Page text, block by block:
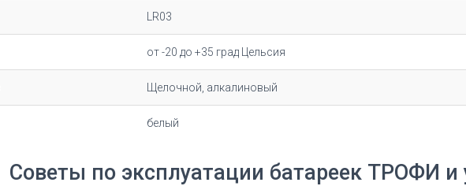
LR03
от -20 до +35 град Цельсия
Щелочной, алкалиновый
белый
Советы по эксплуатации батареек ТРОФИ и